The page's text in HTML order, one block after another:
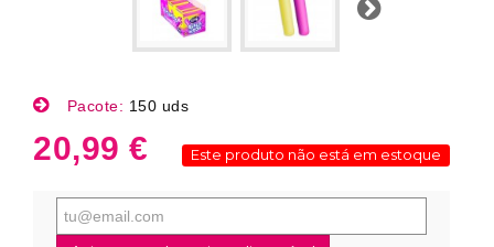
Pacote: 150 uds
20,99 € Este produto não está em estoque